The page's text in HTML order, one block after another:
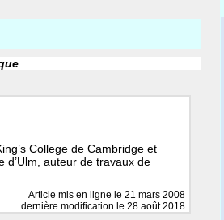
College de Cambridge et
d’Ulm, auteur de travaux de
Article mis en ligne le 21 mars 2008
dernière modification le 28 août 2018